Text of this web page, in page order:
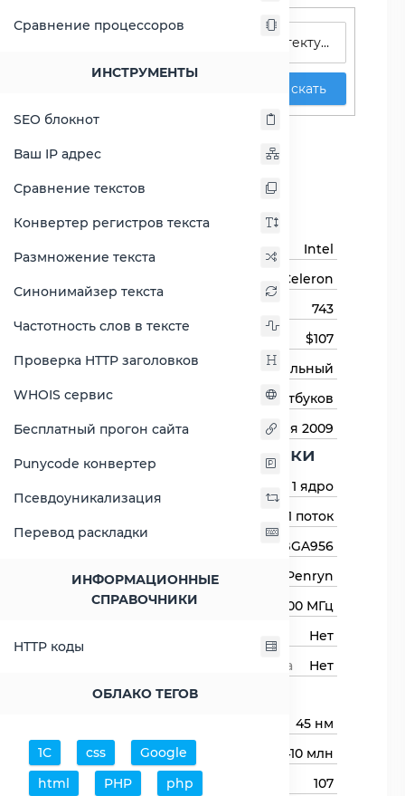
Сравнение процессоров
ИНСТРУМЕНТЫ
SEO блокнот
Ваш IP адрес
Сравнение текстов
Конвертер регистров текста
Размножение текста
Синонимайзер текста
Частотность слов в тексте
Проверка HTTP заголовков
WHOIS сервис
Бесплатный прогон сайта
Punycode конвертер
Псевдоуникализация
Перевод раскладки
ИНФОРМАЦИОННЫЕ
СПРАВОЧНИКИ
HTTP коды
ОБЛАКО ТЕГОВ
1С css
Google
html
PHP
php
Искать
Celeron M 743
Основная информация
Intel
Celeron
743
$107
Тип процессора
Мобильный
Назначение
Для ноутбуков
Дата выхода
1 сентября 2009
Основные харктеристики
1 ядро
1 поток
BGA956
Архитектура процессора
Penryn
Базовая частота
1300 МГц
Нет
Свободный множитель процессора
Нет
Процессор
45 нм
Транзисторов (миллионов)
410 млн
Размер кристалла
107